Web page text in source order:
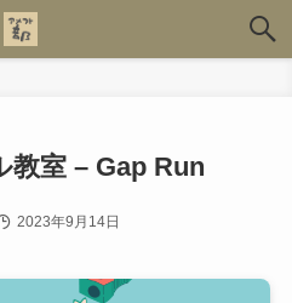
教室 – Gap Run
2023年9月14日